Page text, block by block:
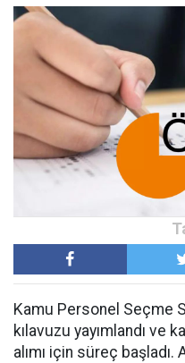
Kamu Personel Seçme
kılavuzu yayımlandı ve
alımı için süreç